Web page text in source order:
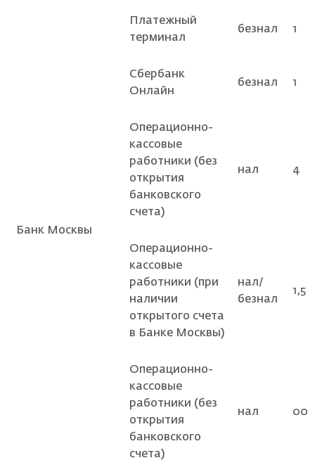
Платежный
терминал
безнал 1
Сбербанк
Онлайн
безнал 1
Банк Москвы
Операционно-
кассовые
работники (без
открытия
банковского
счета)
нал 4
Операционно-
кассовые
работники (при
наличии
открытого счета
в Банке Москвы)
нал/
безнал
1,5
Операционно-
кассовые
работники (без
открытия
банковского
счета)
нал 00